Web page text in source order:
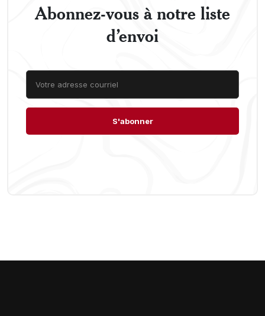
Abonnez-vous à notre liste
d’envoi